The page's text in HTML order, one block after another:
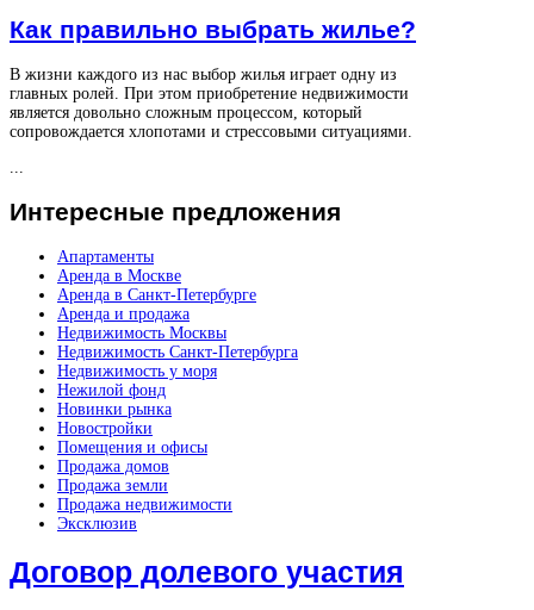
Как правильно выбрать жилье?
В жизни каждого из нас выбор жилья играет одну из
главных ролей. При этом приобретение недвижимости
является довольно сложным процессом, который
сопровождается хлопотами и стрессовыми ситуациями.
Интересные предложения
Апартаменты
Аренда в Москве
Аренда в Санкт-Петербурге
Аренда и продажа
Недвижимость Москвы
Недвижимость Санкт-Петербурга
Недвижимость у моря
Нежилой фонд
Новинки рынка
Новостройки
Помещения и офисы
Продажа домов
Продажа земли
Продажа недвижимости
Эксклюзив
Договор долевого участия